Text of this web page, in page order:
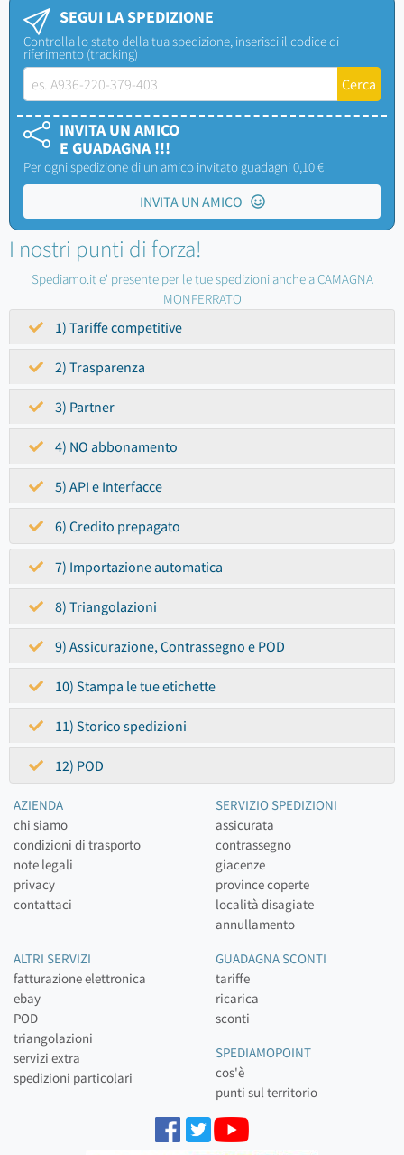
SEGUI LA SPEDIZIONE
Controlla lo stato della tua spedizione, inserisci il codice di
riferimento (tracking)
INVITA UN AMICO
E GUADAGNA !!!
Per ogni spedizione di un amico invitato guadagni 0,10 €
INVITA UN AMICO
I nostri punti di forza!
Spediamo.it e' presente per le tue spedizioni anche a CAMAGNA
MONFERRATO
1) Tariffe competitive
2) Trasparenza
3) Partner
4) NO abbonamento
5) API e Interfacce
6) Credito prepagato
7) Importazione automatica
8) Triangolazioni
9) Assicurazione, Contrassegno e POD
10) Stampa le tue etichette
11) Storico spedizioni
12) POD
AZIENDA
chi siamo
condizioni di trasporto
note legali
privacy
contattaci
SERVIZIO SPEDIZIONI
assicurata
contrassegno
giacenze
province coperte
località disagiate
annullamento
ALTRI SERVIZI
fatturazione elettronica
ebay
POD
triangolazioni
servizi extra
spedizioni particolari
GUADAGNA SCONTI
tariffe
ricarica
sconti
SPEDIAMOPOINT
cos'è
punti sul territorio